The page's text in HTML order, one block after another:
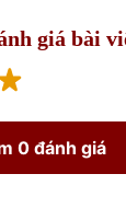
giá bài
0 đánh giá